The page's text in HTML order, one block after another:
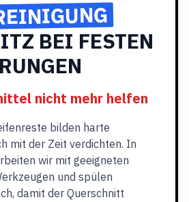
BEI FESTEN
nicht mehr helfen
bilden harte
mit der Zeit verdichten. In
wir mit geeigneten
und spülen
damit der Querschnitt